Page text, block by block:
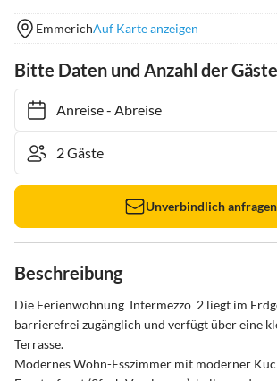
EmmerichAuf Karte anzeigen
Bitte Daten und Anzahl der
Anreise- Abreise
Unverbindlich anfragen
Beschreibung
Die Ferienwohnung  Intermezzo  2 liegt im
barrierefrei zugänglich und verfügt über eine
Terrasse.
Modernes Wohn-Esszimmer mit moderner